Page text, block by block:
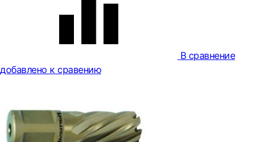
В сравнение
добавлено к сравению